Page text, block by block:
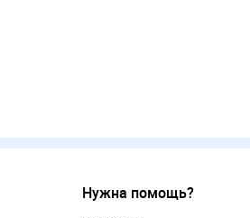
Нужна помощь?